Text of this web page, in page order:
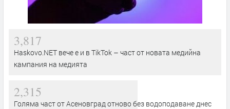
3,817
Haskovo.NET вече е и в TikTok – част от новата медийна
кампания на медията
2,315
Голяма част от Асеновград отново без водоподаване днес